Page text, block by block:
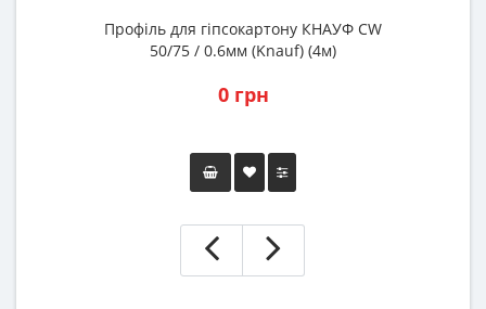
Профіль для гіпсокартону КНАУФ CW
50/75 / 0.6мм (Knauf) (4м)
0 грн